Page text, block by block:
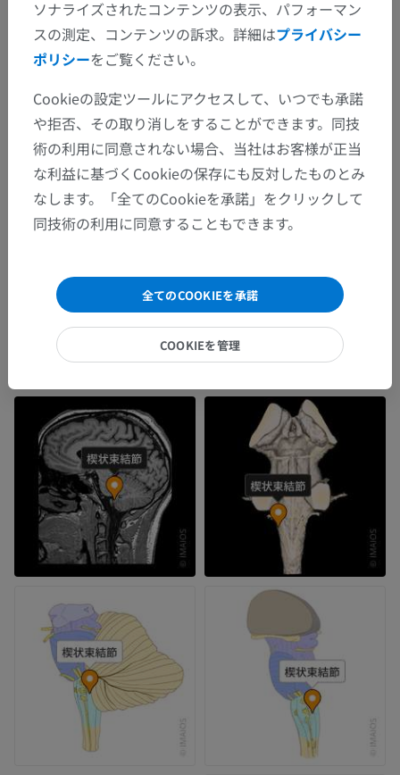
Wolters Kluwer Health/Lippincott Williams & Wilkins, pp. 149-151.
Al-Chalabi, M., Reddy, V. and Alsalman, I. Neuroanatomy, Posterior
Column (Dorsal Column). 2021 Jul 31. In: StatPearls [Internet].
29939665.https://pubmed.ncbi.nlm.nih.gov/29939665/
ギャラリー
ソナライズされたコンテンツの表示、パフォーマン
スの測定、コンテンツの訴求。詳細はプライバシー
ポリシーをご覧ください。
Cookieの設定ツールにアクセスして、いつでも承諾
や拒否、その取り消しをすることができます。同技
術の利用に同意されない場合、当社はお客様が正当
な利益に基づくCookieの保存にも反対したものとみ
なします。「全てのCookieを承諾」をクリックして
同技術の利用に同意することもできます。
全てのCOOKIEを承諾
COOKIEを管理